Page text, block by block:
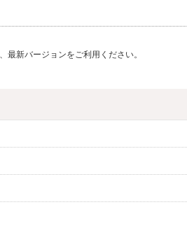
最新バージョンをご利用ください。